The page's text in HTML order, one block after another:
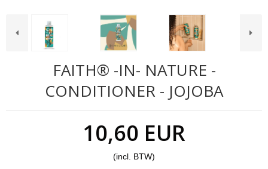
FAITH® -IN- NATURE -
CONDITIONER - JOJOBA
10,60 EUR
(incl. BTW)